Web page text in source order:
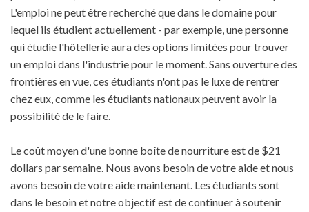
L'emploi ne peut être recherché que dans le domaine pour
lequel ils étudient actuellement - par exemple, une personne
qui étudie l'hôtellerie aura des options limitées pour trouver
un emploi dans l'industrie pour le moment. Sans ouverture des
frontières en vue, ces étudiants n'ont pas le luxe de rentrer
chez eux, comme les étudiants nationaux peuvent avoir la
possibilité de le faire.
Le coût moyen d'une bonne boîte de nourriture est de $21
dollars par semaine. Nous avons besoin de votre aide et nous
avons besoin de votre aide maintenant. Les étudiants sont
dans le besoin et notre objectif est de continuer à soutenir